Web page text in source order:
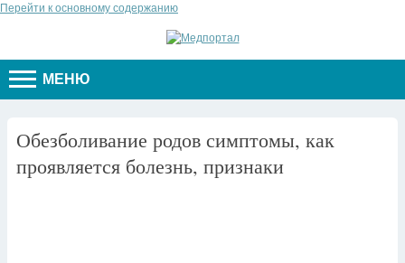
Перейти к основному содержанию
МЕНЮ
Обезболивание родов симптомы, как
проявляется болезнь, признаки